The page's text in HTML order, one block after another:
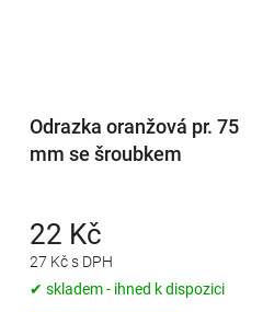
Odrazka oranžová pr. 75
mm se šroubkem
27 Kč s DPH
22 Kč
✔ skladem - ihned k dispozici